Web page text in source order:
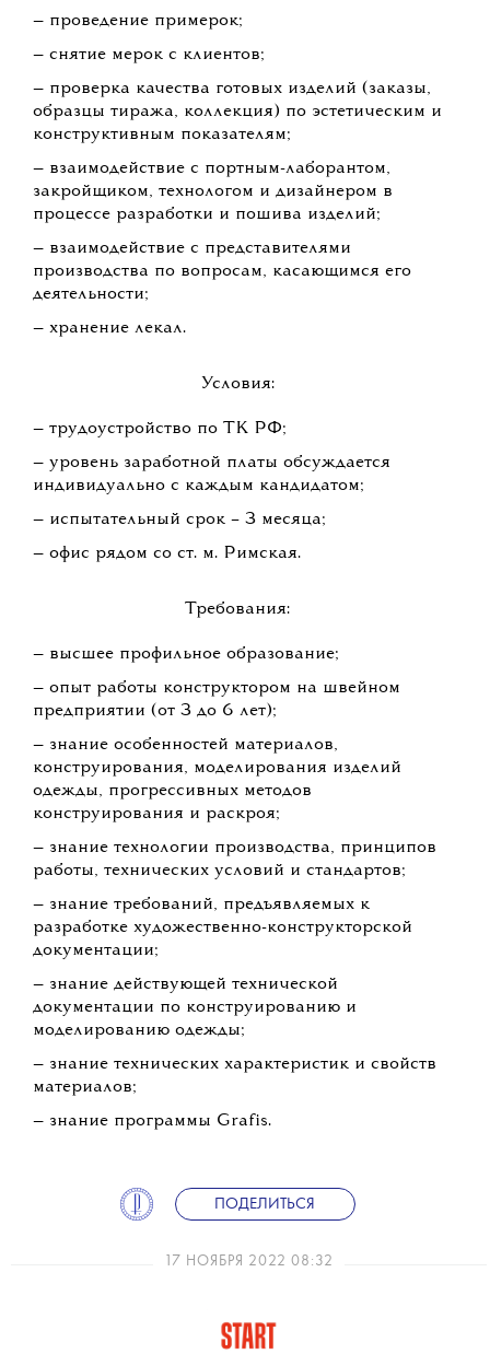
— проведение примерок;
— снятие мерок с клиентов;
— проверка качества готовых изделий (заказы,
образцы тиража, коллекция) по эстетическим и
конструктивным показателям;
— взаимодействие с портным-лаборантом,
закройщиком, технологом и дизайнером в
процессе разработки и пошива изделий;
— взаимодействие с представителями
производства по вопросам, касающимся его
деятельности;
— хранение лекал.
Условия:
— трудоустройство по ТК РФ;
— уровень заработной платы обсуждается
индивидуально с каждым кандидатом;
— испытательный срок – 3 месяца;
— офис рядом со ст. м. Римская.
Требования:
— высшее профильное образование;
— опыт работы конструктором на швейном
предприятии (от 3 до 6 лет);
— знание особенностей материалов,
конструирования, моделирования изделий
одежды, прогрессивных методов
конструирования и раскроя;
— знание технологии производства, принципов
работы, технических условий и стандартов;
— знание требований, предъявляемых к
разработке художественно-конструкторской
документации;
— знание действующей технической
документации по конструированию и
моделированию одежды;
— знание технических характеристик и свойств
материалов;
— знание программы Grafis.
ПОДЕЛИТЬСЯ
17 НОЯБРЯ 2022 08:32